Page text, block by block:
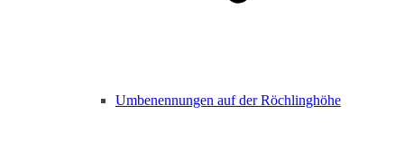
Umbenennungen auf der Röchlinghöhe